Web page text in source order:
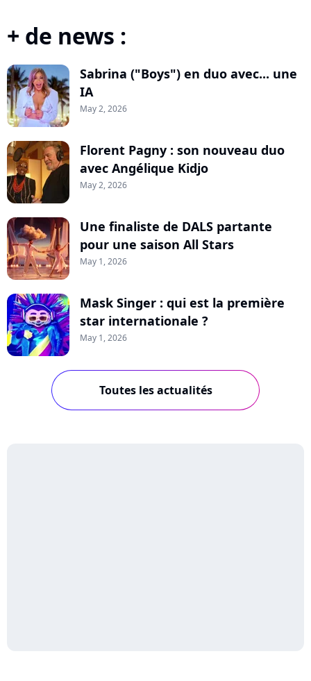
+ de news :
Sabrina ("Boys") en duo avec... une
IA
May 2, 2026
Florent Pagny : son nouveau duo
avec Angélique Kidjo
May 2, 2026
Une finaliste de DALS partante
pour une saison All Stars
May 1, 2026
Mask Singer : qui est la première
star internationale ?
May 1, 2026
Toutes les actualités